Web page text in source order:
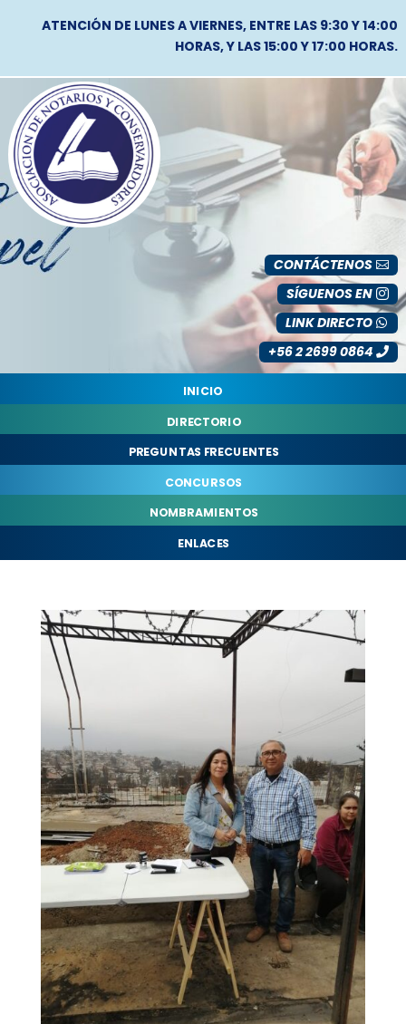
ATENCIÓN DE LUNES A VIERNES, ENTRE LAS 9:30 Y 14:00
HORAS, Y LAS 15:00 Y 17:00 HORAS.
CONTÁCTENOS
SÍGUENOS EN
LINK DIRECTO
+56 2 2699 0864
INICIO
DIRECTORIO
PREGUNTAS FRECUENTES
CONCURSOS
NOMBRAMIENTOS
ENLACES